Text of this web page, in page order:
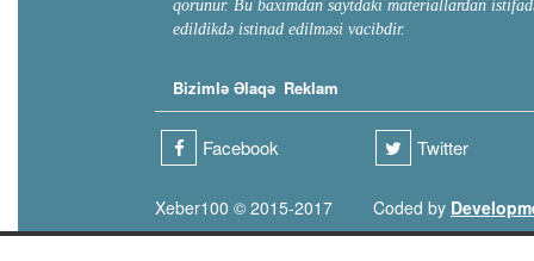
qorunur. Bu baxımdan saytdakı materiallardan
edildikdə istinad edilməsi vacibdir.
Bizimlə Əlaqə Reklam
Facebook Twitter
Xeber100 © 2015-2017 Coded by